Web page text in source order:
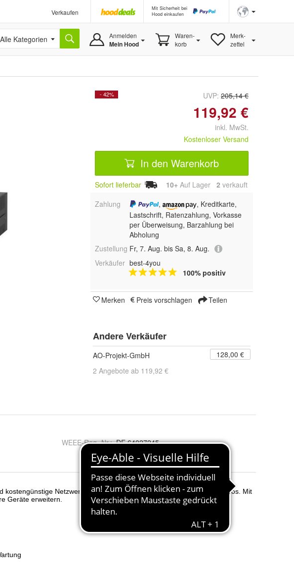
Verkaufen
Mit Sicherheit bei
Hood einkaufen
Alle Kategorien Anmelden
Mein Hood
Waren-
korb
Merk-
zettel
- 42% UVP: 205,14 €
119,92 €
inkl. MwSt.
Kostenloser Versand
In den Warenkorb
Sofort lieferbar 10+ Auf Lager 2 verkauft
Zahlung
,
, Kreditkarte,
Lastschrift, Ratenzahlung, Vorkasse
per Überweisung, Barzahlung bei
Abholung
Zustellung Fr, 7. Aug. bis Sa, 8. Aug.
Verkäufer best-4you
100% positiv
Merken Preis vorschlagen Teilen
Andere Verkäufer
AO-Projekt-GmbH
128,00 €
2 Angebote ab 119,92 €
WEEE-Reg.-Nr.: DE 64027245